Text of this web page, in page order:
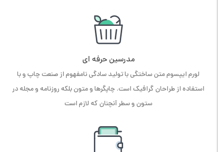
مدرسین حرفه ای
لورم ایپسوم متن ساختگی با تولید سادگی نامفهوم از صنعت چاپ و با
استفاده از طراحان گرافیک است. چاپگرها و متون بلکه روزنامه و مجله در
ستون و سطر آنچنان که لازم است